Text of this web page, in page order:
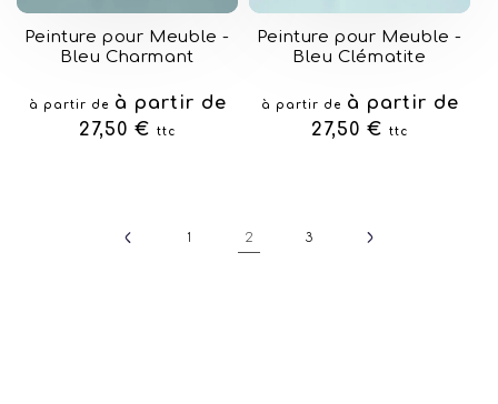
Peinture pour Meuble -
Bleu Charmant
Prix
habituel
à partir de
à partir de
27,50 €
ttc
Peinture pour Meuble -
Bleu Clématite
Prix
habituel
à partir de
à partir de
27,50 €
ttc
1 2 3